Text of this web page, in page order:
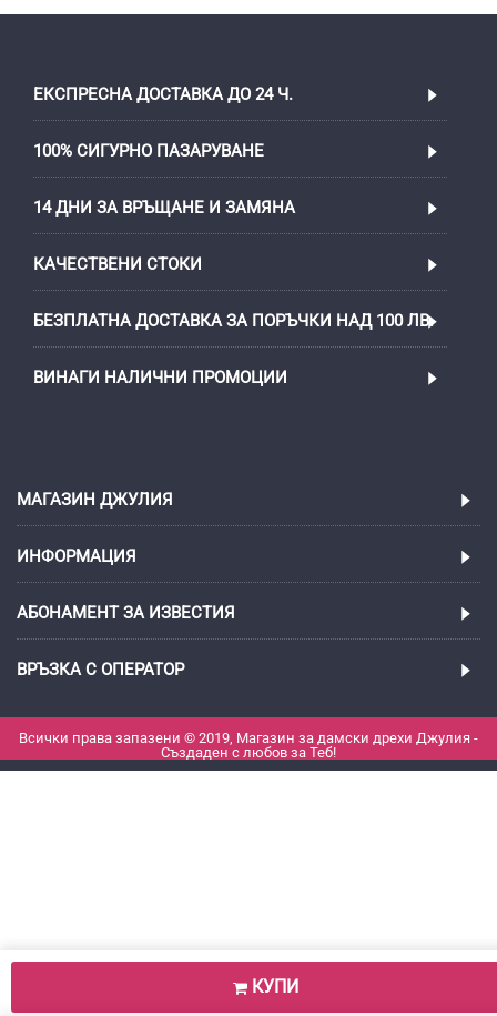
КУПИ
ЕКСПРЕСНА ДОСТАВКА ДО 24 Ч.
100% СИГУРНО ПАЗАРУВАНЕ
14 ДНИ ЗА ВРЪЩАНЕ И ЗАМЯНА
КАЧЕСТВЕНИ СТОКИ
БЕЗПЛАТНА ДОСТАВКА ЗА ПОРЪЧКИ НАД 100 ЛВ.
ВИНАГИ НАЛИЧНИ ПРОМОЦИИ
МАГАЗИН ДЖУЛИЯ
ИНФОРМАЦИЯ
АБОНАМЕНТ ЗА ИЗВЕСТИЯ
ВРЪЗКА С ОПЕРАТОР
Всички права запазени © 2019, Магазин за дамски дрехи Джулия -
Създаден с любов за Теб!